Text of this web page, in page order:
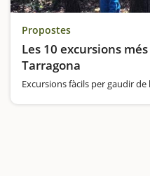
Propostes
Les 10 excursions
Tarragona
Excursions fàcils per gaudir